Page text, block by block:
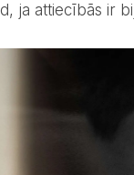
ja attiecībās ir